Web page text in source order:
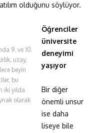
olduğunu söylüyor.
9. ve 10.
uzay,
beyin
bu
iki yılda
olarak
Öğrenciler
üniversite
deneyimi
yaşıyor
Bir diğer
önemli unsur
ise daha
liseye bile